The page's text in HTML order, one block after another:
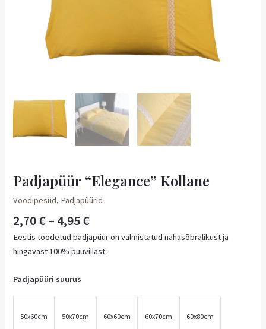
Padjapüür “Elegance” Kollane
Voodipesud, Padjapüürid
2,70€– 4,95€
Eestis toodetud padjapüür on valmistatud nahasõbralikust ja
hingavast 100% puuvillast.
Padjapüüri suurus
50x60cm 50x70cm 60x60cm 60x70cm 60x80cm